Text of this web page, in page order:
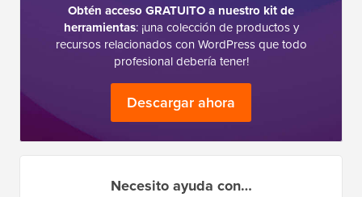
Obtén acceso GRATUITO a nuestro kit de
herramientas: ¡una colección de productos y
recursos relacionados con WordPress que todo
profesional debería tener!
Descargar ahora
Necesito ayuda con…